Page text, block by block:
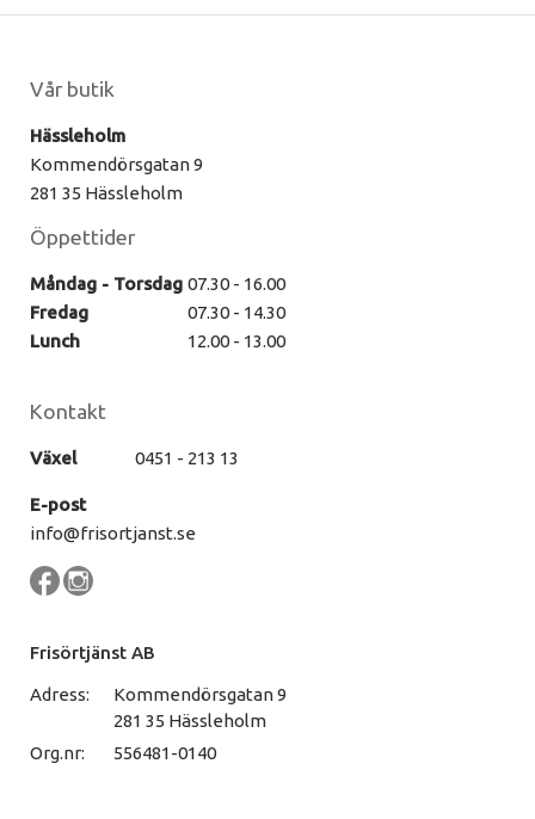
Vår butik
Hässleholm
Kommendörsgatan 9
281 35 Hässleholm
Öppettider
Måndag - Torsdag 07.30 - 16.00
Fredag
07.30 - 14.30
Lunch
12.00 - 13.00
Kontakt
Växel 0451 - 213 13
E-post
info@frisortjanst.se
Frisörtjänst AB
Adress:
Kommendörsgatan 9
281 35 Hässleholm
Org.nr:
556481-0140